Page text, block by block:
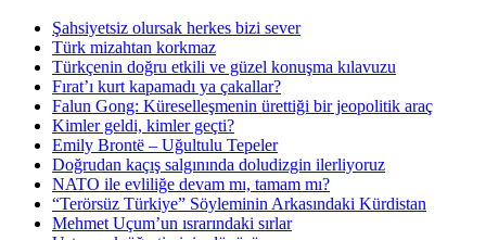
Şahsiyetsiz olursak herkes bizi sever
Türk mizahtan korkmaz
Türkçenin doğru etkili ve güzel konuşma kılavuzu
Fırat’ı kurt kapamadı ya çakallar?
Falun Gong: Küreselleşmenin ürettiği bir jeopolitik araç
Kimler geldi, kimler geçti?
Emily Brontë – Uğultulu Tepeler
Doğrudan kaçış salgınında doludizgin ilerliyoruz
NATO ile evliliğe devam mı, tamam mı?
“Terörsüz Türkiye” Söyleminin Arkasındaki Kürdistan
Mehmet Uçum’un ısrarındaki sırlar